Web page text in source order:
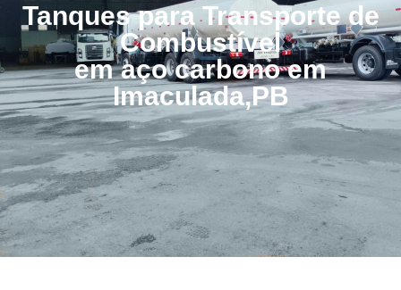
Tanques para Transporte de
Combustível
em aço carbono em
Imaculada,PB